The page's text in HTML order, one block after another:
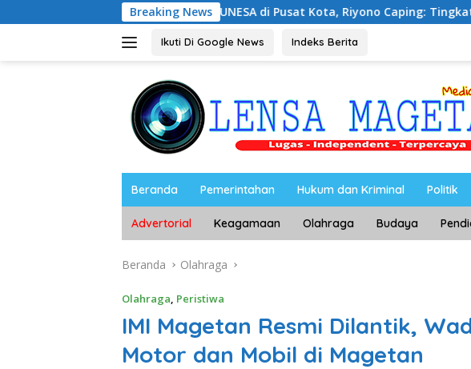
ke
Breaking News
Kampus UNESA di Pusat Kota, Riyono Caping: Tingkatkan SDM dan Gerakkan
Ikuti Di Google News Indeks Berita
Beranda Pemerintahan Hukum dan Kriminal Politik
Advertorial Keagamaan Olahraga Budaya
Beranda Olahraga
Olahraga, Peristiwa
IMI Magetan Resmi Dilantik,
Motor dan Mobil di Magetan